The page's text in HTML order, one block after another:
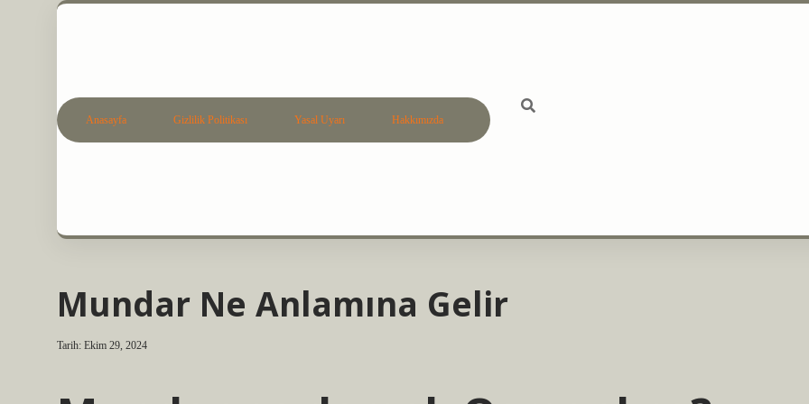
Anasayfa Gizlilik Politikası Yasal Uyarı Hakkımızda
Mundar Ne Anlamına Gelir
Tarih: Ekim 29, 2024